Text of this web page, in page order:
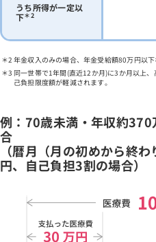
うち所得が一定以
下＊2
年金収入のみの場合、年金受給額80万円以下
同一世帯で1年間(直近12か月)に3か月以上
己負担限度額が軽減されます。
例：70歳未満・年収約
合
（暦月（月の初めから終
円、自己負担3割の場合）